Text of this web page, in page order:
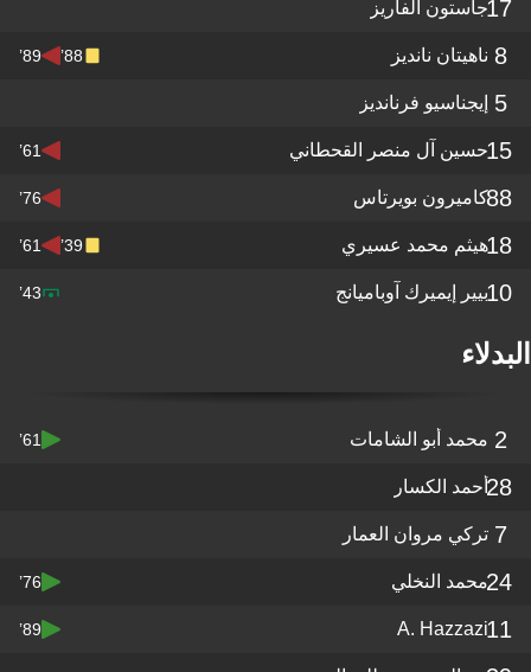
17جاستون ألفاريز
8 ناهيتان نانديز 88’
89’
5 إيجناسيو فرنانديز
15حسين آل منصر القحطاني 61’
88كاميرون بويرتاس 76’
18هيثم محمد عسيري 39’
61’
10بيير إيميرك آوباميانج 43’
البدلاء
2 محمد أبو الشامات 61’
28أحمد الكسار
7 تركي مروان العمار
24محمد النخلي 76’
11
A. Hazzazi
89’